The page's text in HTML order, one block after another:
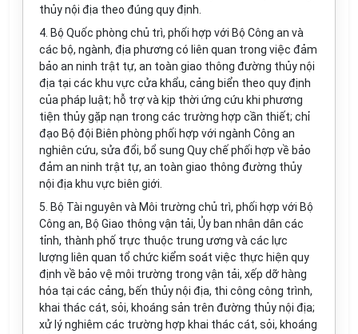
thủy nội địa theo đúng quy định.
4. Bộ Quốc phòng chủ trì, phối hợp với Bộ Công an và
các bộ, ngành, địa phương có liên quan trong việc đảm
bảo an ninh trật tự, an toàn giao thông đường thủy nội
địa tại các khu vực cửa khẩu, cảng biển theo quy định
của pháp luật; hỗ trợ và kịp thời ứng cứu khi phương
tiện thủy gặp nạn trong các trường hợp cần thiết; chỉ
đạo Bộ đội Biên phòng phối hợp với ngành Công an
nghiên cứu, sửa đổi, bổ sung Quy chế phối hợp về bảo
đảm an ninh trật tự, an toàn giao thông đường thủy
nội địa khu vực biên giới.
5. Bộ Tài nguyên và Môi trường chủ trì, phối hợp với Bộ
Công an, Bộ Giao thông vận tải, Ủy ban nhân dân các
tỉnh, thành phố trực thuộc trung ương và các lực
lượng liên quan tổ chức kiểm soát việc thực hiện quy
định về bảo vệ môi trường trong vận tải, xếp dỡ hàng
hóa tại các cảng, bến thủy nội địa, thi công công trình,
khai thác cát, sỏi, khoáng sản trên đường thủy nội địa;
xử lý nghiêm các trường hợp khai thác cát, sỏi, khoáng